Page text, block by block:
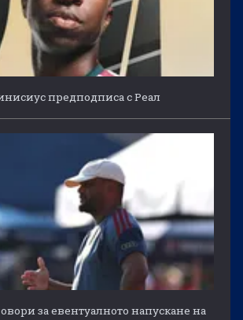
предподписа с Реал
за евентуалното напускане на